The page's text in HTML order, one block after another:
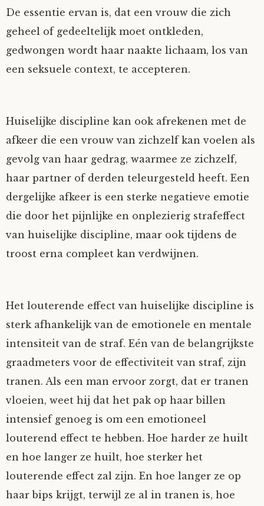
De essentie ervan is, dat een vrouw die zich
geheel of gedeeltelijk moet ontkleden,
gedwongen wordt haar naakte lichaam, los van
een seksuele context, te accepteren.
Huiselijke discipline kan ook afrekenen met de
afkeer die een vrouw van zichzelf kan voelen als
gevolg van haar gedrag, waarmee ze zichzelf,
haar partner of derden teleurgesteld heeft. Een
dergelijke afkeer is een sterke negatieve emotie
die door het pijnlijke en onplezierig strafeffect
van huiselijke discipline, maar ook tijdens de
troost erna compleet kan verdwijnen.
Het louterende effect van huiselijke discipline is
sterk afhankelijk van de emotionele en mentale
intensiteit van de straf. Eén van de belangrijkste
graadmeters voor de effectiviteit van straf, zijn
tranen. Als een man ervoor zorgt, dat er tranen
vloeien, weet hij dat het pak op haar billen
intensief genoeg is om een emotioneel
louterend effect te hebben. Hoe harder ze huilt
en hoe langer ze huilt, hoe sterker het
louterende effect zal zijn. En hoe langer ze op
haar bips krijgt, terwijl ze al in tranen is, hoe